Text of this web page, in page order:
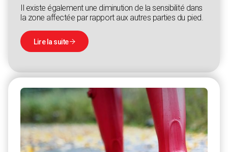
Il existe également une diminution de la sensibilité dans
la zone affectée par rapport aux autres parties du pied.
Lire la suite